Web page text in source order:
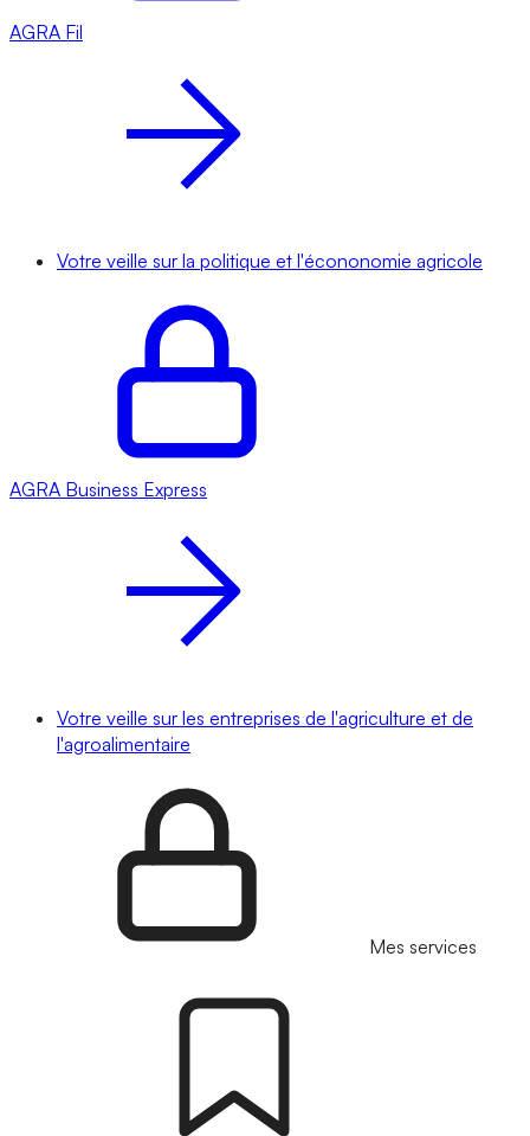
AGRA Fil
Votre veille sur la politique et l'écononomie agricole
AGRA Business Express
Votre veille sur les entreprises de l'agriculture et de
l'agroalimentaire
Mes services